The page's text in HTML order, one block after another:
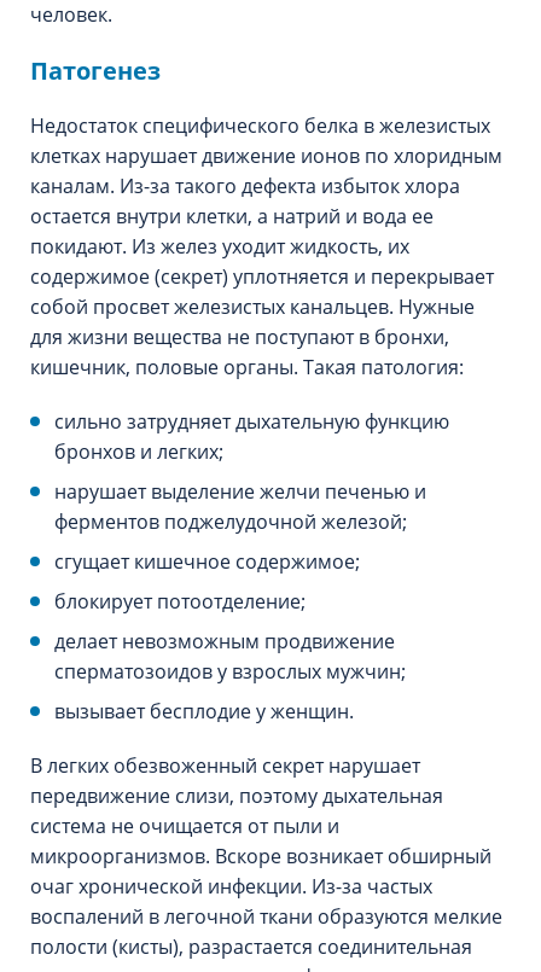
человек.
Патогенез
Недостаток специфического белка в железистых
клетках нарушает движение ионов по хлоридным
каналам. Из-за такого дефекта избыток хлора
остается внутри клетки, а натрий и вода ее
покидают. Из желез уходит жидкость, их
содержимое (секрет) уплотняется и перекрывает
собой просвет железистых канальцев. Нужные
для жизни вещества не поступают в бронхи,
кишечник, половые органы. Такая патология:
сильно затрудняет дыхательную функцию
бронхов и легких;
нарушает выделение желчи печенью и
ферментов поджелудочной железой;
сгущает кишечное содержимое;
блокирует потоотделение;
делает невозможным продвижение
сперматозоидов у взрослых мужчин;
вызывает бесплодие у женщин.
В легких обезвоженный секрет нарушает
передвижение слизи, поэтому дыхательная
система не очищается от пыли и
микроорганизмов. Вскоре возникает обширный
очаг хронической инфекции. Из-за частых
воспалений в легочной ткани образуются мелкие
полости (кисты), разрастается соединительная